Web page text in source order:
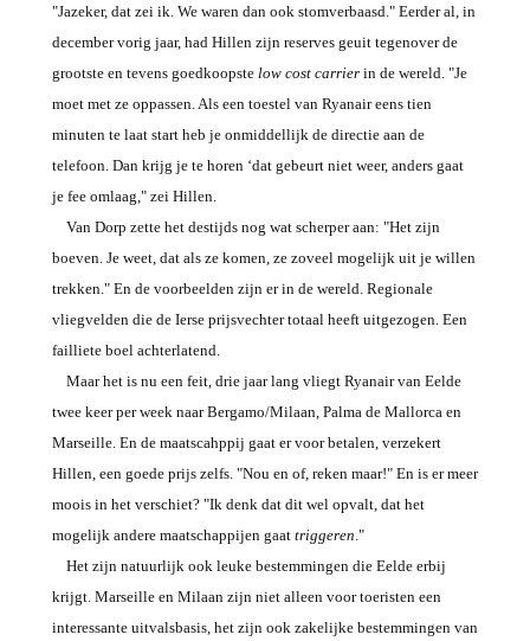
"Jazeker, dat zei ik. We waren dan ook stomverbaasd." Eerder al, in
december vorig jaar, had Hillen zijn reserves geuit tegenover de
grootste en tevens goedkoopste low cost carrierin de wereld. "Je
moet met ze oppassen. Als een toestel van Ryanair eens tien
minuten te laat start heb je onmiddellijk de directie aan de
telefoon. Dan krijg je te horen ‘dat gebeurt niet weer, anders gaat
je fee omlaag," zei Hillen.
Van Dorp zette het destijds nog wat scherper aan: "Het zijn
boeven. Je weet, dat als ze komen, ze zoveel mogelijk uit je willen
trekken." En de voorbeelden zijn er in de wereld. Regionale
vliegvelden die de Ierse prijsvechter totaal heeft uitgezogen. Een
failliete boel achterlatend.
Maar het is nu een feit, drie jaar lang vliegt Ryanair van Eelde
twee keer per week naar Bergamo/Milaan, Palma de Mallorca en
Marseille. En de maatscahppij gaat er voor betalen, verzekert
Hillen, een goede prijs zelfs. "Nou en of, reken maar!" En is er meer
moois in het verschiet? "Ik denk dat dit wel opvalt, dat het
mogelijk andere maatschappijen gaat triggeren ."
Het zijn natuurlijk ook leuke bestemmingen die Eelde erbij
krijgt. Marseille en Milaan zijn niet alleen voor toeristen een
interessante uitvalsbasis, het zijn ook zakelijke bestemmingen van